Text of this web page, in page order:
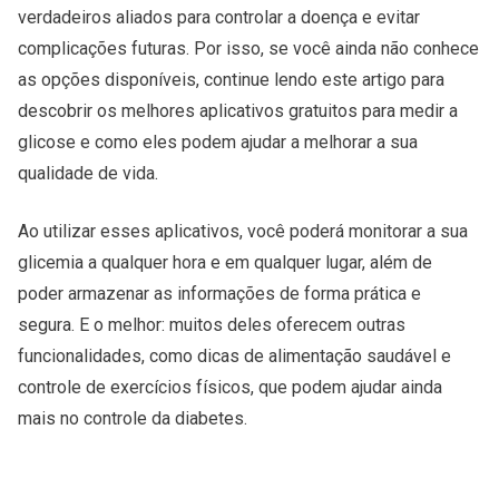
verdadeiros aliados para controlar a doença e evitar
complicações futuras. Por isso, se você ainda não conhece
as opções disponíveis, continue lendo este artigo para
descobrir os melhores aplicativos gratuitos para medir a
glicose e como eles podem ajudar a melhorar a sua
qualidade de vida.
Ao utilizar esses aplicativos, você poderá monitorar a sua
glicemia a qualquer hora e em qualquer lugar, além de
poder armazenar as informações de forma prática e
segura. E o melhor: muitos deles oferecem outras
funcionalidades, como dicas de alimentação saudável e
controle de exercícios físicos, que podem ajudar ainda
mais no controle da diabetes.